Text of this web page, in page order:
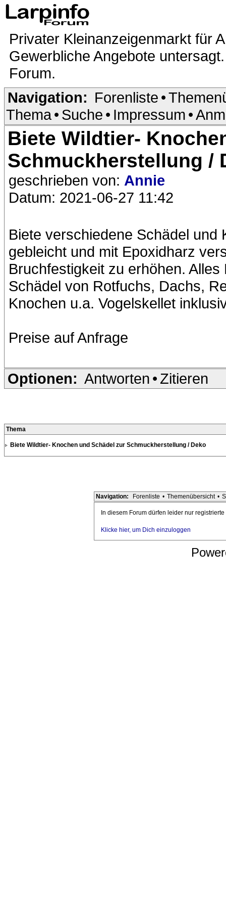
Privater Kleinanzeigenmarkt für
Gewerbliche Angebote
Forum.
Navigation: Forenliste •
Thema• Suche • Impressum •
Biete Wildtier-
Schmuckherstellung /
geschrieben von: Annie
Datum: 2021-06-27 11:42
Biete verschiedene Schädel und
gebleicht und mit Epoxidharz
Bruchfestigkeit zu erhöhen.
Schädel von Rotfuchs, Dachs,
Knochen u.a. Vogelskellet
Preise auf Anfrage
Optionen: Antworten • Zitieren
Thema
Biete Wildtier- Knochen und Schädel zur Schmuckherstellung / Deko
Navigation: Forenliste • Themenübersicht •
In diesem Forum dürfen leider nur
Klicke hier, um Dich einzuloggen